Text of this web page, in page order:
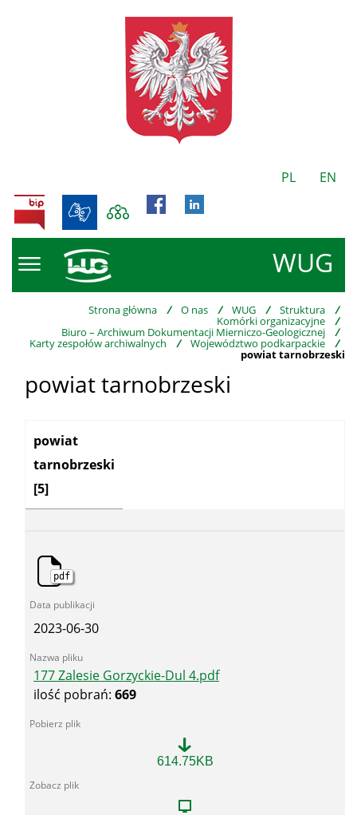
PL EN
WUG
BIP
Strona główna / O nas / WUG / Struktura /
Komórki organizacyjne /
Biuro – Archiwum Dokumentacji Mierniczo-Geologicznej /
Karty zespołów archiwalnych / Województwo podkarpackie /
powiat tarnobrzeski
powiat tarnobrzeski
Kategoria:
powiat
tarnobrzeski
[5]
pdf
2023-06-30
177 Zalesie Gorzyckie-Dul 4.pdf
ilość pobrań: 669
Gorzyckie-
614.75KB